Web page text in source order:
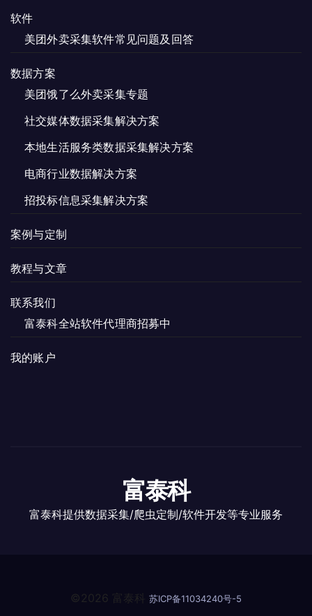
软件
美团外卖采集软件常见问题及回答
数据方案
美团饿了么外卖采集专题
社交媒体数据采集解决方案
本地生活服务类数据采集解决方案
电商行业数据解决方案
招投标信息采集解决方案
案例与定制
教程与文章
联系我们
富泰科全站软件代理商招募中
我的账户
富泰科
富泰科提供数据采集/爬虫定制/软件开发等专业服务
©2026 富泰科 苏ICP备11034240号-5